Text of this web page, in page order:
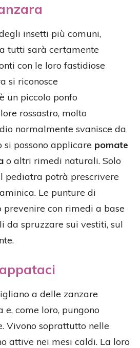
insetti più comuni,
tutti sarà certamente
con le loro fastidiose
si riconosce
un piccolo ponfo
rossastro, molto
normalmente svanisce da
si possono applicare pomate
o altri rimedi naturali. Solo
pediatra potrà prescrivere
Le punture di
prevenire con rimedi a base
da spruzzare sui vestiti, sul
a delle zanzare
come loro, pungono
Vivono soprattutto nelle
attive nei mesi caldi. La loro